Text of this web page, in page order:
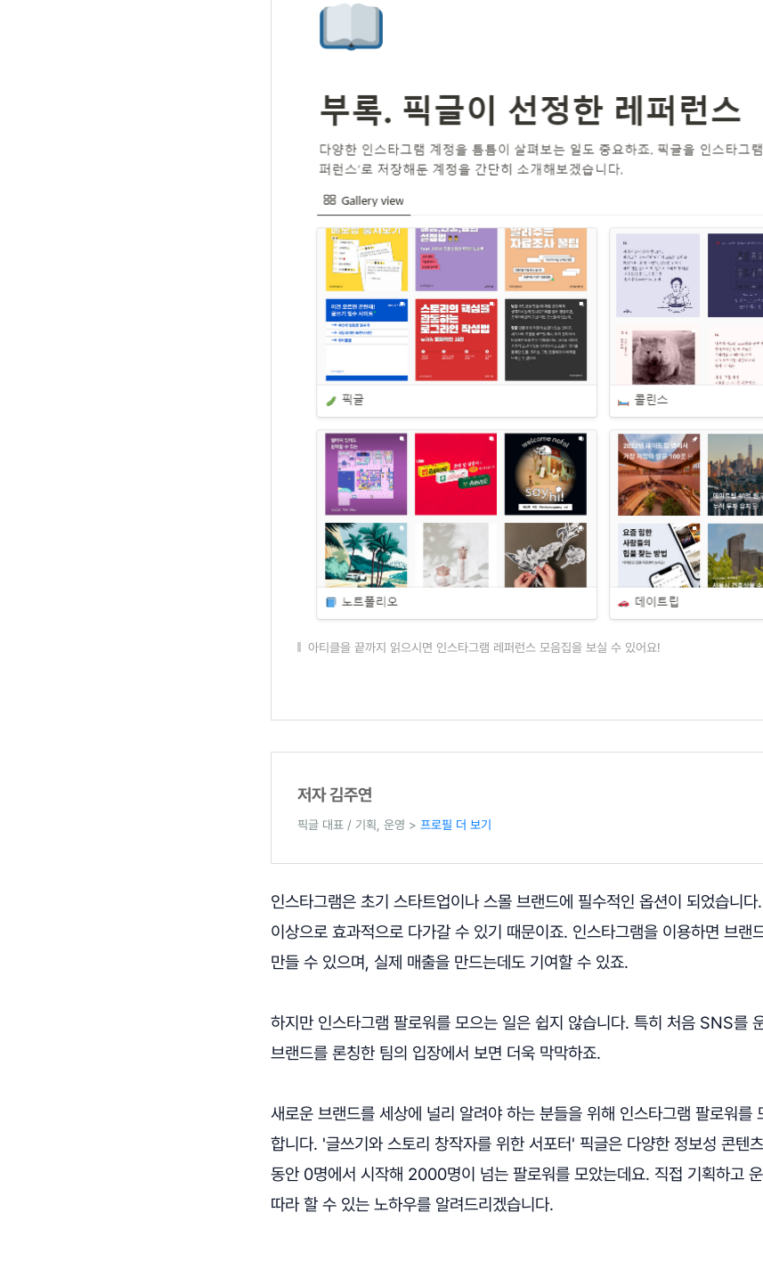
아티클을 끝까지 읽으시면 인스타그램 레퍼런스 모음집을 보실 수 있어요!
저자 김주연
픽글 대표 / 기획, 운영 > 프로필 더 보기
인스타그램은 초기 스타트업이나 스몰 브랜드에 필수적인 옵션이 되었습니
이상으로 효과적으로 다가갈 수 있기 때문이죠. 인스타그램을 이용하면 브랜
만들 수 있으며, 실제 매출을 만드는데도 기여할 수 있죠.
하지만 인스타그램 팔로워를 모으는 일은 쉽지 않습니다. 특히 처음 SNS를
브랜드를 론칭한 팀의 입장에서 보면 더욱 막막하죠.
새로운 브랜드를 세상에 널리 알려야 하는 분들을 위해 인스타그램 팔로워를
합니다. '글쓰기와 스토리 창작자를 위한 서포터' 픽글은 다양한 정보성 콘텐
동안 0명에서 시작해 2000명이 넘는 팔로워를 모았는데요. 직접 기획하고
따라 할 수 있는 노하우를 알려드리겠습니다.